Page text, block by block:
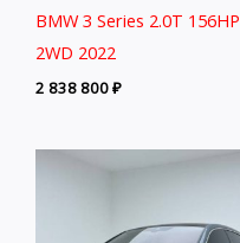
BMW 3 Series 2.0T 156HP
2WD 2022
2 838 800₽